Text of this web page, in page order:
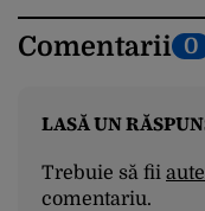
Comentarii 0
LASĂ UN
Trebuie să fii
comentariu.